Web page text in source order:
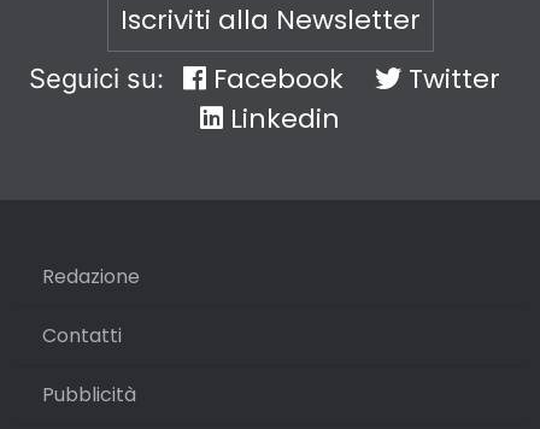
Iscriviti alla Newsletter
Seguici su: Facebook
Twitter
Linkedin
Redazione
Contatti
Pubblicità